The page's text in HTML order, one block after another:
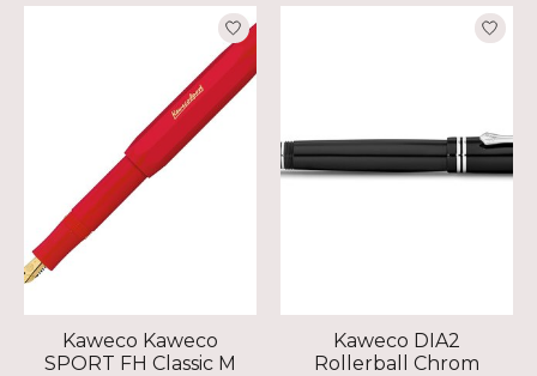
Kaweco Kaweco
SPORT FH Classic M
Kaweco DIA2
Rollerball Chrom